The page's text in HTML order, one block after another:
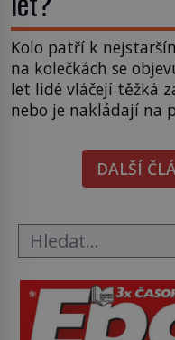
Kolo patří k
na kolečkách se
let lidé vláčejí těžká
nebo je nakládají na
nikdo dlouho
ozve věta, která
DALŠÍ